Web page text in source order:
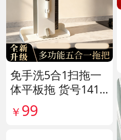
免手洗5合1扫拖一
体平板拖 货号1415
80
￥ 99